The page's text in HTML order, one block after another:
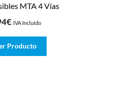
MTA 4 Vías
€ IVA Incluído
Producto